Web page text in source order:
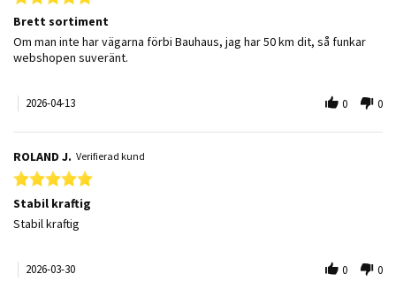
Brett sortiment
Review by Mats J. on 13 Apr 2026
review stating Brett sortiment
Om man inte har vägarna förbi Bauhaus, jag har 50 km dit, så funkar
webshopen suveränt.
2026-04-13 0 0
ROLAND J. Verifierad kund
5.0 star rating
Stabil kraftig
Review by ROLAND J. on 30 Mar 2026
review stating Stabil kraftig
Stabil kraftig
2026-03-30 0 0